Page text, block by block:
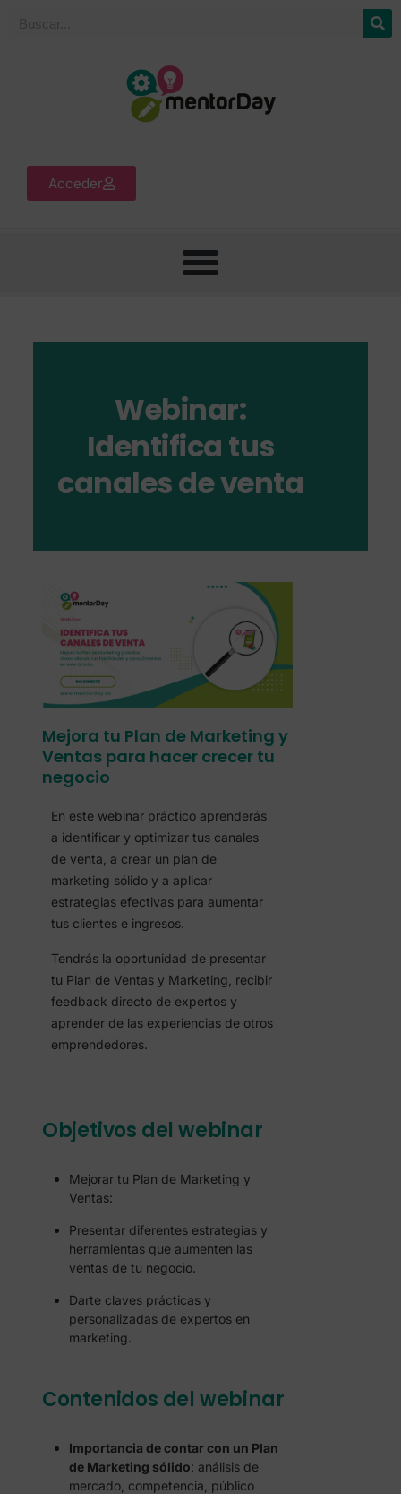
Acceder
Webinar:
Identifica tus
canales de venta
Mejora tu Plan de Marketing y
Ventas para hacer crecer tu
negocio
En este webinar práctico aprenderás
a identificar y optimizar tus canales
de venta, a crear un plan de
marketing sólido y a aplicar
estrategias efectivas para aumentar
tus clientes e ingresos.
Tendrás la oportunidad de presentar
tu Plan de Ventas y Marketing, recibir
feedback directo de expertos y
aprender de las experiencias de otros
emprendedores.
Objetivos del webinar
Mejorar tu Plan de Marketing y
Ventas:
Presentar diferentes estrategias y
herramientas que aumenten las
ventas de tu negocio.
Darte claves prácticas y
personalizadas de expertos en
marketing.
Contenidos del webinar
Importancia de contar con un Plan
de Marketing sólido: análisis de
mercado, competencia, público